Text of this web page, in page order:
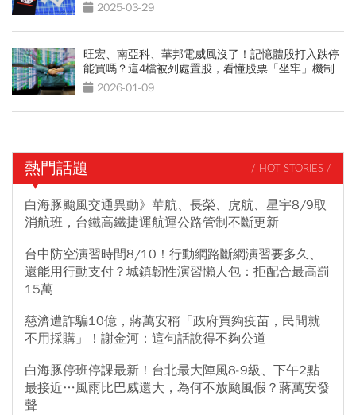
2025-03-29
旺宏、南亞科、華邦電威風沒了！記憶體股打入跌停
能買嗎？這4檔被列處置股，看懂股票「坐牢」機制
2026-01-09
熱門話題 / HOT STORIES /
白海豚颱風交通異動》華航、長榮、虎航、星宇8/9取
消航班，台鐵高鐵捷運航運公路管制不斷更新
台中防空演習時間8/10！行動網路斷網演習要多久、
還能用行動支付？城鎮韌性演習懶人包：拒配合最高罰
15萬
慈濟遭詐騙10億，蔣萬安稱「政府買夠疫苗，民間就
不用採購」！謝金河：這句話說得不夠公道
白海豚停班停課最新！台北最大陣風8-9級、下午2點
最接近…風雨比巴威還大，為何不放颱風假？蔣萬安發
聲